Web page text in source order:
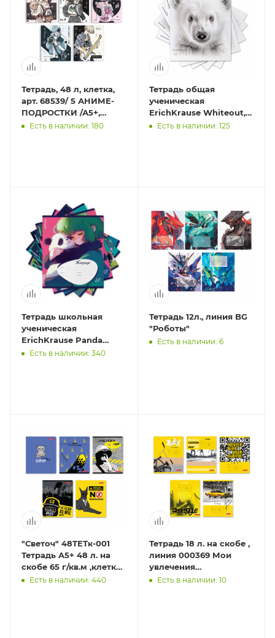
Тетрадь, 48 л, клетка,
арт. 68539/ 5 АНИМЕ-
ПОДРОСТКИ /А5+,
мягкий переплёт (2
Есть в наличии: 180
Тетрадь общая
ученическая
ErichKrause Whiteout,
48 листов, клетка,
Есть в наличии: 125
Тетрадь школьная
ученическая
ErichKrause Panda
Hugs, 18 листов, клетка
Есть в наличии: 340
Тетрадь 12л., линия BG
"Роботы"
Есть в наличии: 6
"Светоч" 48ТЕТк-001
Тетрадь A5+ 48 л. на
скобе 65 г/кв.м ,клетка
000730 Не буди во мне
Есть в наличии: 440
Тетрадь 18 л. на скобе ,
линия 000369 Мои
увлечения
18ТСКд5_4_3_2
Есть в наличии: 10